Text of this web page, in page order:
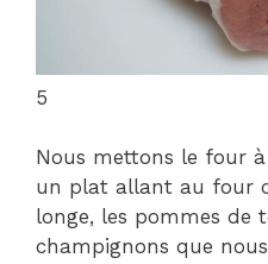
5
Nous mettons le four à
un plat allant au four
longe, les pommes de
champignons que